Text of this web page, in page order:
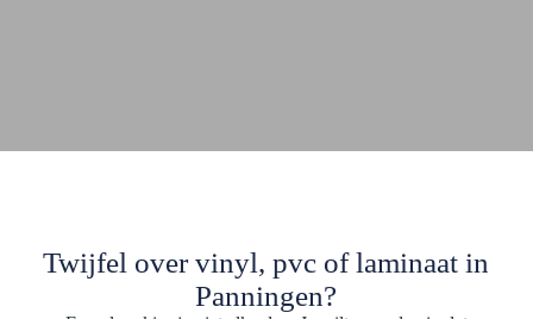
Twijfel over vinyl, pvc of laminaat in
Panningen?